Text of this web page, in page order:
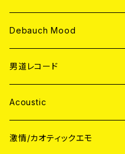
Debauch Mood
男道レコード
Acoustic
JAPAN
激情/カオティックエモ